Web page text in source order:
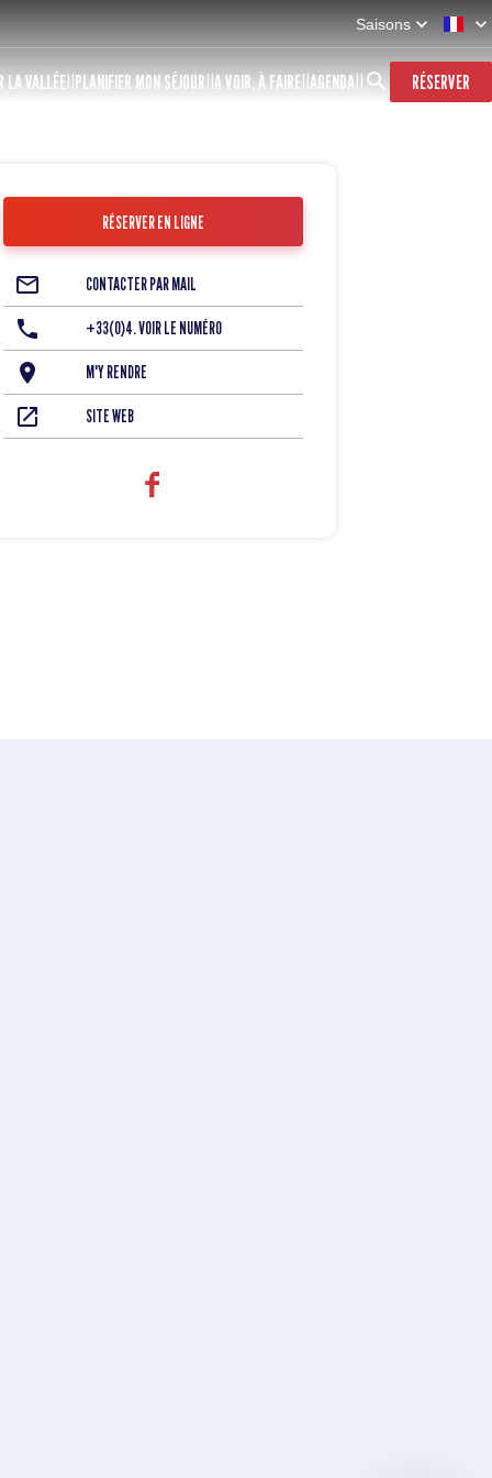
Saisons
LA VALLÉE PLANIFIER MON SÉJOUR A VOIR, À FAIRE AGENDA RÉSERVER
RÉSERVER EN LIGNE
CONTACTER PAR MAIL
+33(0)4. VOIR LE NUMÉRO
M'Y RENDRE
SITE WEB